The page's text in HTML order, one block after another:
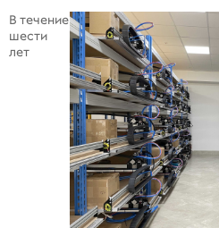
В течение
шести
лет